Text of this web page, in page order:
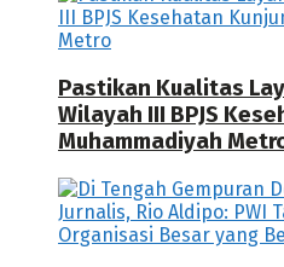
Pastikan Kualitas
Wilayah III BPJS
Muhammadiyah